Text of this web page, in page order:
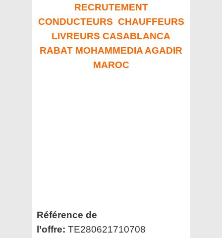
RECRUTEMENT
CONDUCTEURS CHAUFFEURS
LIVREURS CASABLANCA
RABAT MOHAMMEDIA AGADIR
MAROC
Référence de
l’offre: TE280621710708